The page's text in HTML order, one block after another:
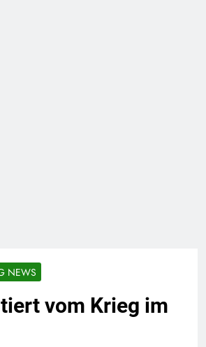
NEWS
vom Krieg im